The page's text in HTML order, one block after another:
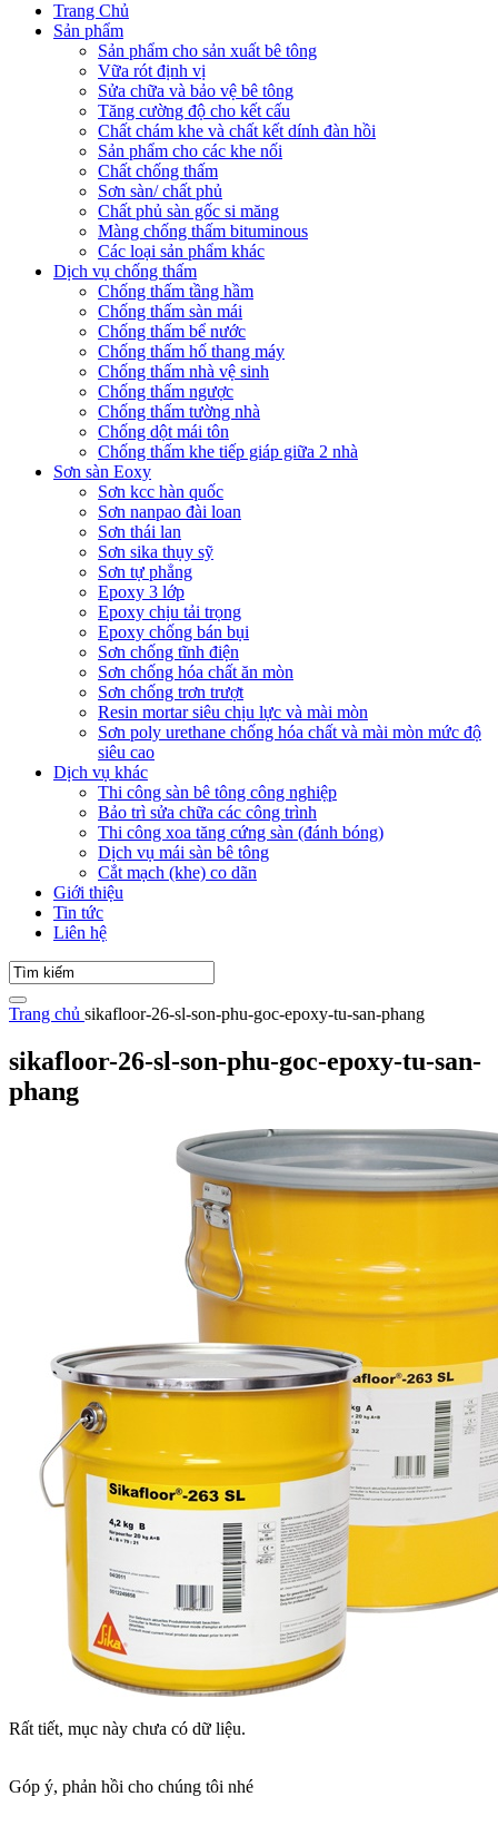
Trang Chủ
Sản phẩm
Sản phẩm cho sản xuất bê tông
Vữa rót định vị
Sửa chữa và bảo vệ bê tông
Tăng cường độ cho kết cấu
Chất chám khe và chất kết dính đàn hồi
Sản phẩm cho các khe nối
Chất chống thấm
Sơn sàn/ chất phủ
Chất phủ sàn gốc si măng
Màng chống thấm bituminous
Các loại sản phẩm khác
Dịch vụ chống thấm
Chống thấm tầng hầm
Chống thấm sàn mái
Chống thấm bể nước
Chống thấm hố thang máy
Chống thấm nhà vệ sinh
Chống thấm ngược
Chống thấm tường nhà
Chống dột mái tôn
Chống thấm khe tiếp giáp giữa 2 nhà
Sơn sàn Eoxy
Sơn kcc hàn quốc
Sơn nanpao đài loan
Sơn thái lan
Sơn sika thụy sỹ
Sơn tự phẳng
Epoxy 3 lớp
Epoxy chịu tải trọng
Epoxy chống bán bụi
Sơn chống tĩnh điện
Sơn chống hóa chất ăn mòn
Sơn chống trơn trượt
Resin mortar siêu chịu lực và mài mòn
Sơn poly urethane chống hóa chất và mài mòn mức độ
siêu cao
Dịch vụ khác
Thi công sàn bê tông công nghiệp
Bảo trì sửa chữa các công trình
Thi công xoa tăng cứng sàn (đánh bóng)
Dịch vụ mái sàn bê tông
Cắt mạch (khe) co dãn
Giới thiệu
Tin tức
Liên hệ
Trang chủ sikafloor-26-sl-son-phu-goc-epoxy-tu-san-phang
sikafloor-26-sl-son-phu-goc-epoxy-tu-san-
phang
Rất tiết, mục này chưa có dữ liệu.
Góp ý, phản hồi cho chúng tôi nhé